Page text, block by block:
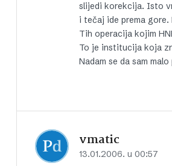
slijedi korekcija. Isto
i tečaj ide prema
Tih operacija kojim
To je institucija koja
Nadam se da sam
vmatic
13.01.2006. u 00:57